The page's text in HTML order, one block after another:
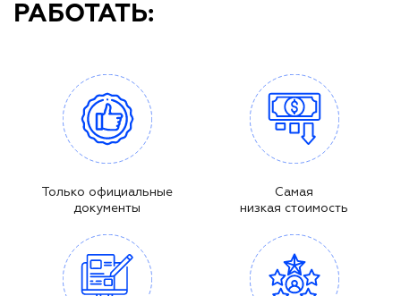
РАБОТАТЬ:
Только официальные
документы
Самая
низкая стоимость